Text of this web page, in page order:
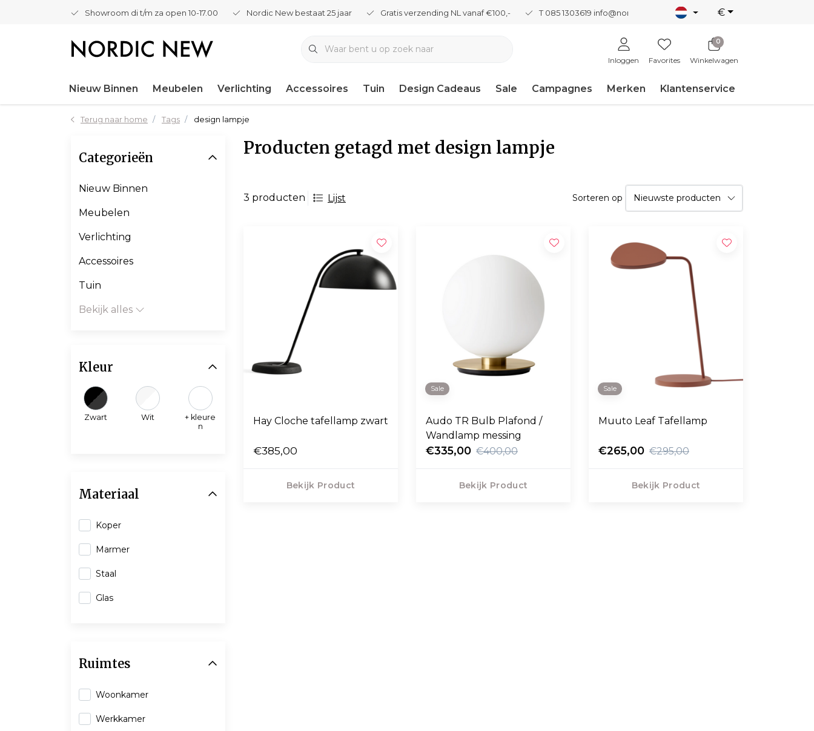
Showroom di t/m za open 10-17.00 Nordic New bestaat 25 jaar Gratis verzending NL vanaf €100,- T 085 1303619 info@nordicnew.nl €
Inloggen Favorites
0
Winkelwagen
Nieuw Binnen Meubelen Verlichting Accessoires Tuin Design Cadeaus Sale Campagnes Merken Klantenservice
Terug naar home Tags design lampje
Producten getagd met design lampje
3 producten Lijst Sorteren op
Hay Cloche tafellamp zwart
€385,00
Bekijk Product
Sale
Audo TR Bulb Plafond /
Wandlamp messing
€335,00 €400,00
Bekijk Product
Sale
Muuto Leaf Tafellamp
€265,00 €295,00
Bekijk Product
Categorieën
Nieuw Binnen
Meubelen
Verlichting
Accessoires
Tuin
Bekijk alles
Kleur
Zwart Wit
+ kleure
n
Materiaal
Koper
Marmer
Staal
Glas
Ruimtes
Woonkamer
Werkkamer